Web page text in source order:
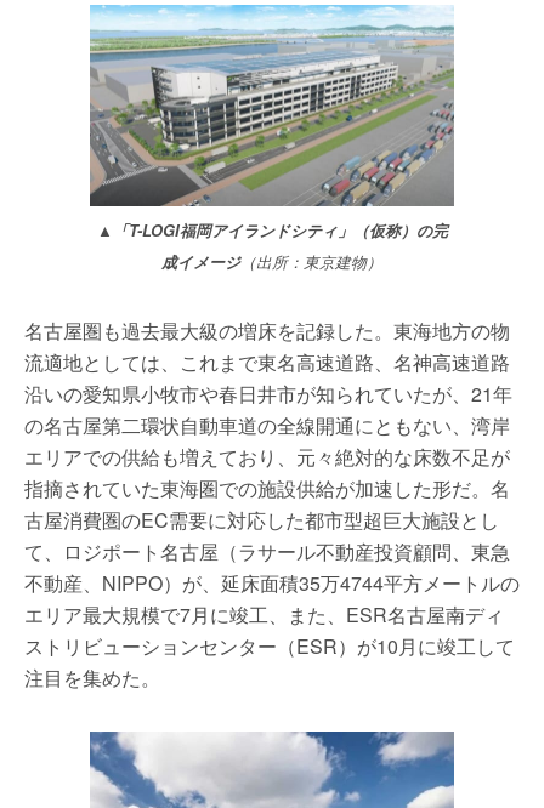
▲「T-LOGI福岡アイランドシティ」（仮称）の完
成イメージ（出所：東京建物）
名古屋圏も過去最大級の増床を記録した。東海地方の物
流適地としては、これまで東名高速道路、名神高速道路
沿いの愛知県小牧市や春日井市が知られていたが、21年
の名古屋第二環状自動車道の全線開通にともない、湾岸
エリアでの供給も増えており、元々絶対的な床数不足が
指摘されていた東海圏での施設供給が加速した形だ。名
古屋消費圏のEC需要に対応した都市型超巨大施設とし
て、ロジポート名古屋（ラサール不動産投資顧問、東急
不動産、NIPPO）が、延床面積35万4744平方メートルの
エリア最大規模で7月に竣工、また、ESR名古屋南ディ
ストリビューションセンター（ESR）が10月に竣工して
注目を集めた。